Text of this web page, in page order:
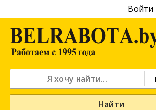
Войти
Найти